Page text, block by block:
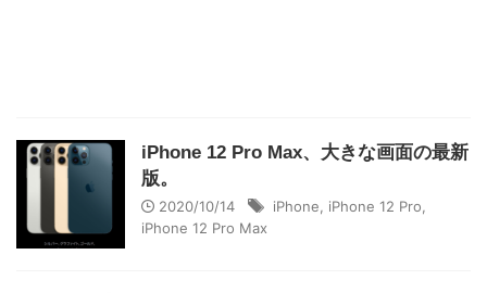
iPhone 12 Pro Max、大きな画面の最新
版。
2020/10/14 iPhone iPhone 12 Pro
iPhone 12 Pro Max